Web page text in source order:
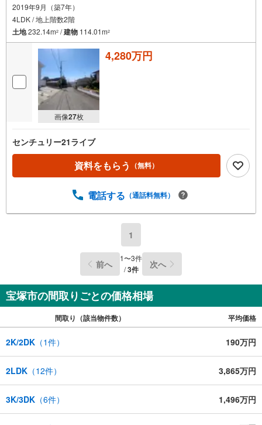
2019年9月（築7年）
4LDK / 地上階数2階
土地232.14m2 /建物 114.01m2
画像27枚
4,280万円
センチュリー21ライブ
資料をもらう （無料）
電話する （通話料無料）
1
前へ 1〜3件
/3件 次へ
宝塚市の間取りごとの価格相場
間取り（該当物件数） 平均価格
2K/2DK （1件） 190万円
2LDK （12件） 3,865万円
3K/3DK （6件） 1,496万円